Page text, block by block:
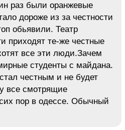
раз были оранжевые
дороже из за честности
обьявили. Театр
приходят те-же честные
все эти люди.Зачем
студенты с майдана.
честным и не будет
все смотрящие
пор в одессе. Обычный